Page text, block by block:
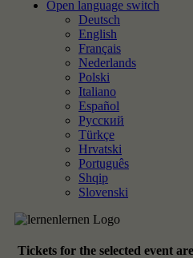
können verarbeitet werden (z. B.
Anzeigen und Inhalte oder
Informationen über die
Datenschutzerklärung
Hier finden Sie eine Übersicht
können Ihre Einwilligung zu
Informationen anzeigen lassen
auswählen.
Alle akzeptieren
Nur essenzielle
Essenziell (4)